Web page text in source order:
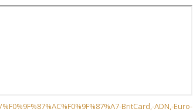
BritCard,-ADN,-Euro-